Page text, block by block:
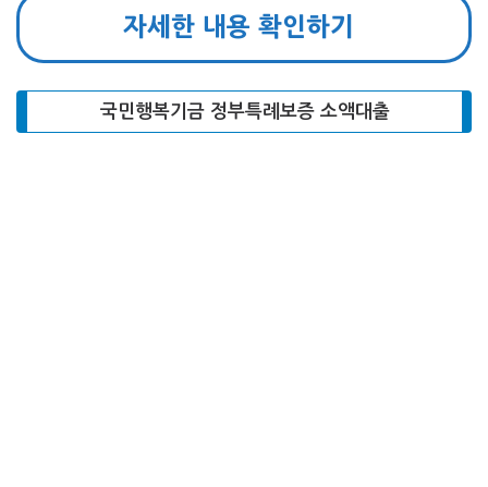
자세한 내용 확인하기
국민행복기금 정부특례보증 소액대출